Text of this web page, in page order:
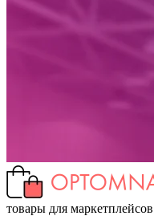
товары для